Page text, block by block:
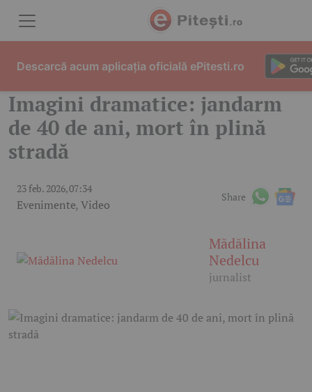
Imagini dramatice: jandarm
de 40 de ani, mort în plină
stradă
23 feb. 2026, 07:34
Evenimente,Video
Share
Mădălina
Nedelcu
jurnalist
Descarcă acum aplicația oficială ePitesti.ro